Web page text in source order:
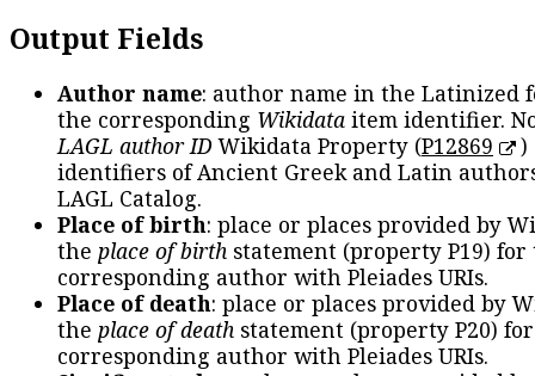
Output Fields
Author name: author name in the Latinized
the corresponding Wikidata item identifier.
LAGL author IDWikidata Property (P12869
)
identifiers of Ancient Greek and Latin
LAGL Catalog.
Place of birth: place or places provided by
the place of birth statement (property P19) for
corresponding author with Pleiades URIs.
Place of death: place or places provided by
the place of death statement (property P20)
corresponding author with Pleiades URIs.